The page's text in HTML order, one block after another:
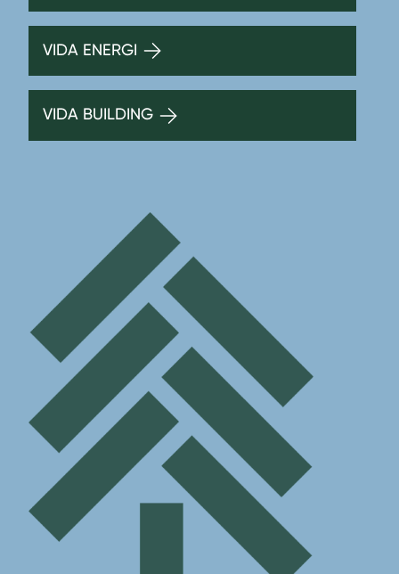
VIDA ENERGI
VIDA BUILDING